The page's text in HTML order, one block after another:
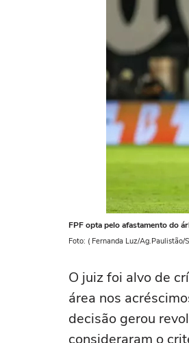
FPF opta pelo afastamento do
Foto: ( Fernanda Luz/Ag.Paulistão/
O juiz foi alvo de
área nos
decisão gerou
consideraram o